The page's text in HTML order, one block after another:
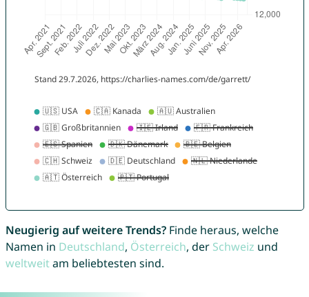
Neugierig auf weitere Trends?Finde heraus, welche
Namen in Deutschland, Österreich, der Schweiz und
weltweitam beliebtesten sind.